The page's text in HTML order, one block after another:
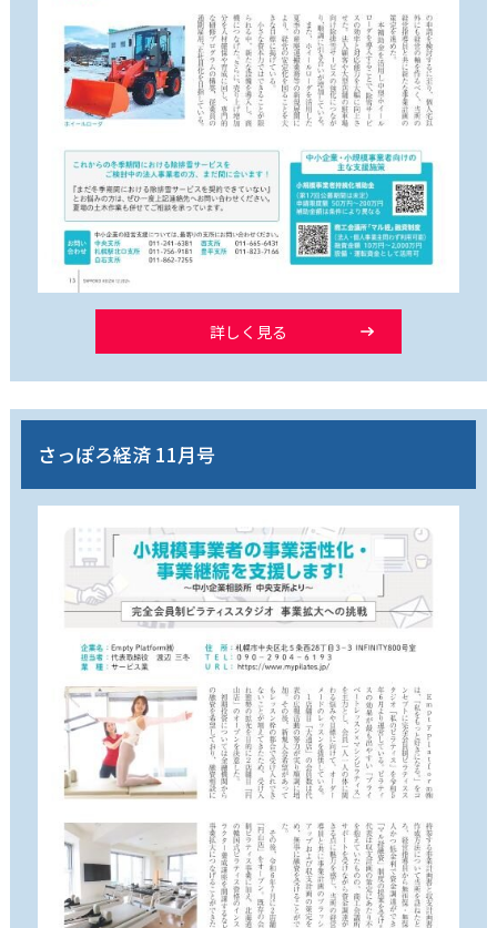
詳しく見る
さっぽろ経済 11月号